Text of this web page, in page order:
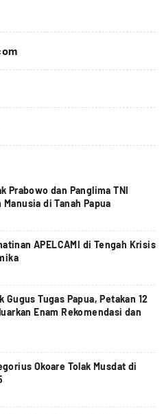
Prabowo dan Panglima TNI
di Tanah Papua
APELCAMI di Tengah Krisis
Tugas Papua, Petakan 12
Enam Rekomendasi dan
Okoare Tolak Musdat di